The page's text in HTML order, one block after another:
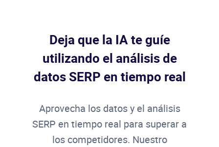
Deja que la IA te guíe
utilizando el análisis de
datos SERP en tiempo real
Aprovecha los datos y el análisis
SERP en tiempo real para superar a
los competidores. Nuestro